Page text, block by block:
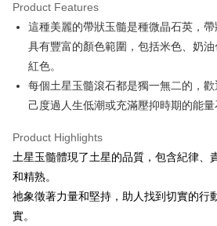
Apple Pay
JKOPAY
Easy Wallet
ATM Transfer
Shipping Method
NT$80/order | Free shipping on orders
7-11取貨付款
Product Features
這種美麗的帶狀玉髓是種微晶石英，
具有豐富的顏色範圍，包括米色、奶
紅色。
每個土星玉髓滾石都是獨一無二的，
己度過人生低潮或充滿壓抑時期的能量
Product Highlights
土星玉髓體現了土星的品質，包含紀律、
和精熟。
祂象徵著力量和堅持，助人找到切實的行
實。